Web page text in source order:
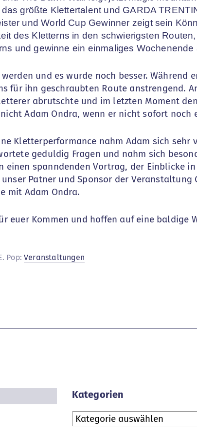
größte Klettertalent und GARDA
und World Cup Gewinner zeigt sein
des Kletterns in den schwierigsten
und gewinne ein einmaliges
und es wurde noch besser. Während
für ihn geschraubten Route anstrengend.
abrutschte und im letzten Moment
Adam Ondra, wenn er nicht sofort
Kletterperformance nahm Adam sich
geduldig Fragen und nahm sich
einen spanndenden Vortrag, der Einblicke
Patner und Sponsor der Veranstaltung
mit Adam Ondra.
euer Kommen und hoffen auf eine baldige
Pop:Veranstaltungen
Kategorien
Kategorien